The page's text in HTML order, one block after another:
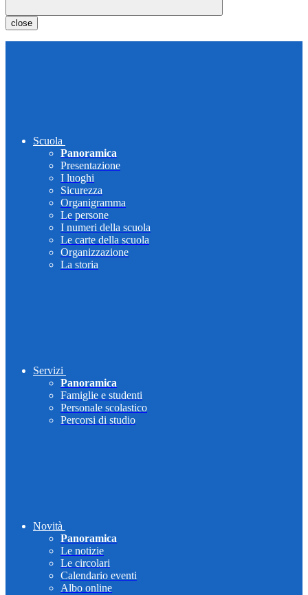
close
Scuola
Panoramica
Presentazione
I luoghi
Sicurezza
Organigramma
Le persone
I numeri della scuola
Le carte della scuola
Organizzazione
La storia
Servizi
Panoramica
Famiglie e studenti
Personale scolastico
Percorsi di studio
Novità
Panoramica
Le notizie
Le circolari
Calendario eventi
Albo online